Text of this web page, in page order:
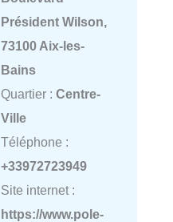
Président Wilson,
73100 Aix-les-
Bains
Quartier : Centre-
Ville
Téléphone :
+33972723949
Site internet :
https://www.pole-